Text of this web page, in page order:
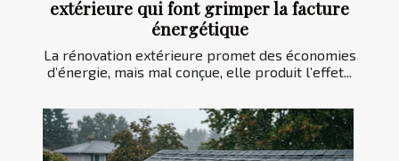
extérieure qui font grimper la facture
énergétique
La rénovation extérieure promet des économies
d’énergie, mais mal conçue, elle produit l’effet...